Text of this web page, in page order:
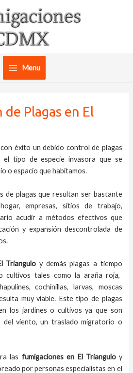
Main
Menu
Plagas en El
éxito un debido control de plagas
el tipo de especie invasora que se
o espacio que habitamos.
de plagas que resultan ser bastante
empresas, sitios de trabajo,
acudir a métodos efectivos que
y expansión descontrolada de
Triangulo y demás plagas a tiempo
cultivos tales como la araña roja,
cochinillas, larvas, moscas
muy viable. Este tipo de plagas
los jardines o cultivos ya que son
del viento, un traslado migratorio o
las fumigaciones en El Trianguloy
por personas especialistas en el